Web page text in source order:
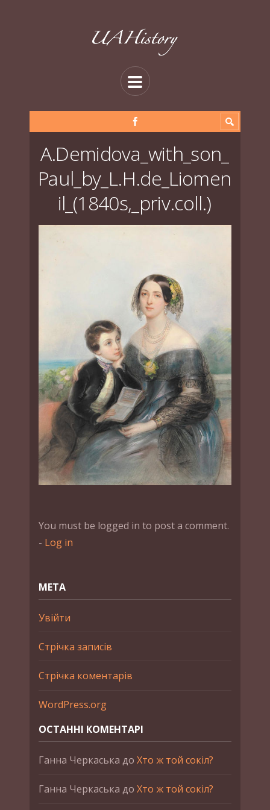
A.Demidova_with_son_
Paul_by_L.H.de_Liomen
il_(1840s,_priv.coll.)
You must be logged in to post a comment.
- Log in
МЕТА
Увійти
Стрічка записів
Стрічка коментарів
WordPress.org
ОСТАННІ КОМЕНТАРІ
Ганна Черкаська до Хто ж той сокіл?
Ганна Черкаська до Хто ж той сокіл?